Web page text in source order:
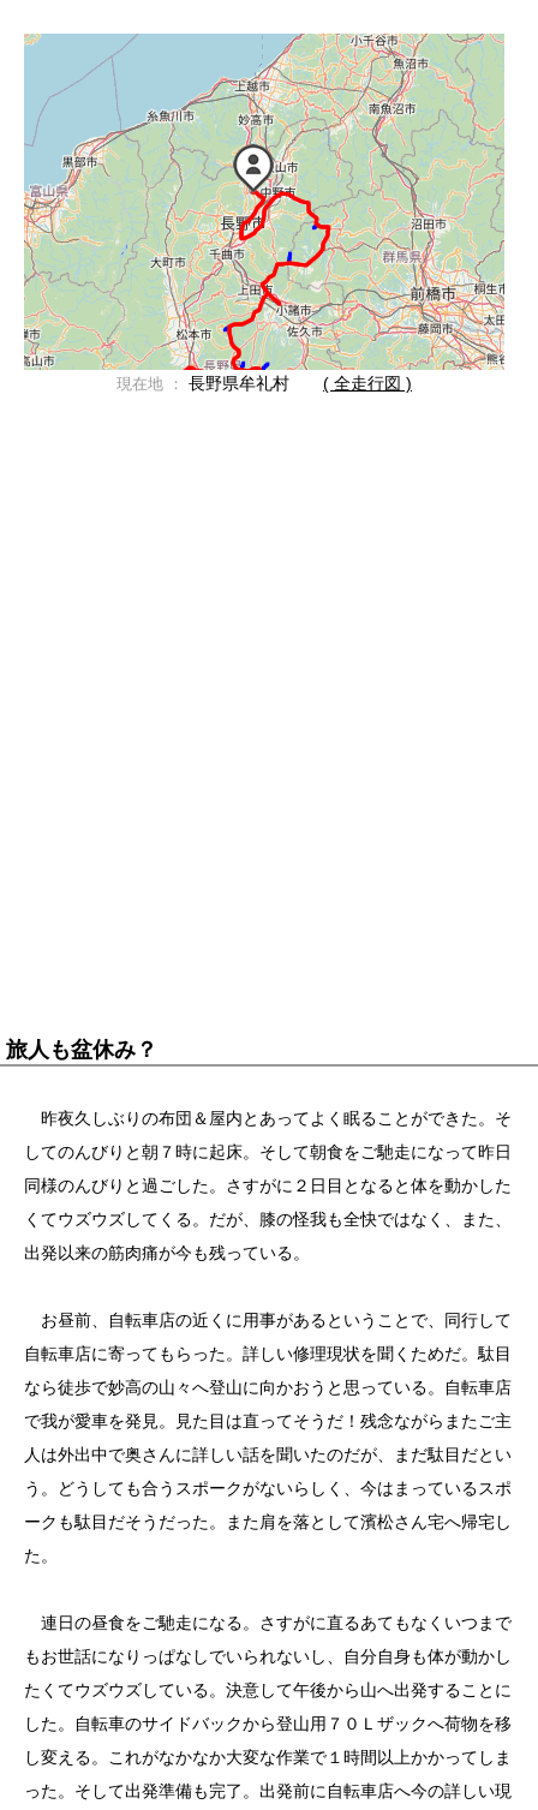
現在地 ： 長野県牟礼村 ( 全走行図 )
旅人も盆休み？
昨夜久しぶりの布団＆屋内とあってよく眠ることができた。そ
してのんびりと朝７時に起床。そして朝食をご馳走になって昨日
同様のんびりと過ごした。さすがに２日目となると体を動かした
くてウズウズしてくる。だが、膝の怪我も全快ではなく、また、
出発以来の筋肉痛が今も残っている。
お昼前、自転車店の近くに用事があるということで、同行して
自転車店に寄ってもらった。詳しい修理現状を聞くためだ。駄目
なら徒歩で妙高の山々へ登山に向かおうと思っている。自転車店
で我が愛車を発見。見た目は直ってそうだ！残念ながらまたご主
人は外出中で奥さんに詳しい話を聞いたのだが、まだ駄目だとい
う。どうしても合うスポークがないらしく、今はまっているスポ
ークも駄目だそうだった。また肩を落として濱松さん宅へ帰宅し
た。
連日の昼食をご馳走になる。さすがに直るあてもなくいつまで
もお世話になりっぱなしでいられないし、自分自身も体が動かし
たくてウズウズしている。決意して午後から山へ出発することに
した。自転車のサイドバックから登山用７０Ｌザックへ荷物を移
し変える。これがなかなか大変な作業で１時間以上かかってしま
った。そして出発準備も完了。出発前に自転車店へ今の詳しい現